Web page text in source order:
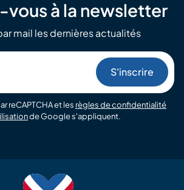
vous à la newsletter
mail les dernières actualités
reCAPTCHA et les règles de confidentialité
de Google s'appliquent.